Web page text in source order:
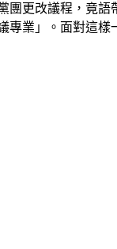
更改議程，竟
業」。面對這